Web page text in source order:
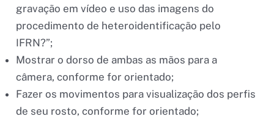
gravação em vídeo e uso das imagens do
procedimento de heteroidentificação pelo
IFRN?”;
Mostrar o dorso de ambas as mãos para a
câmera, conforme for orientado;
Fazer os movimentos para visualização dos perfis
de seu rosto, conforme for orientado;